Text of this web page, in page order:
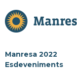
Manresa 2022
Esdeveniments